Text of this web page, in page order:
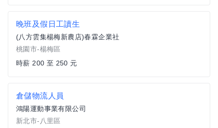
晚班及假日工讀生
(八方雲集楊梅新農店)春霖企業社
桃園市-楊梅區
時薪 200 至 250 元
倉儲物流人員
鴻陽運動事業有限公司
新北市-八里區